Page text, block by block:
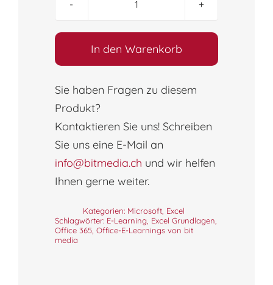
Excel
(Online-
Menge
In den Warenkorb
Sie haben Fragen zu diesem
Produkt?
Kontaktieren Sie uns! Schreiben
Sie uns eine E-Mail an
info@bitmedia.ch und wir helfen
Ihnen gerne weiter.
Kategorien: Microsoft, Excel
Schlagwörter: E-Learning, Excel Grundlagen,
Office 365, Office-E-Learnings von bit
media